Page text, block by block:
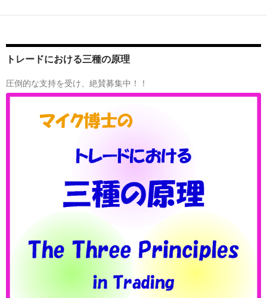
売
悪
ダ
用
予
化！
カ
ナ
ダ
の
流
を
MTU
トレードにおける三種の原理
圧倒的な支持を受け、絶賛募集中！！